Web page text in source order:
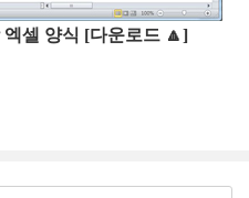
셀 양식 [다운로드 🔼]